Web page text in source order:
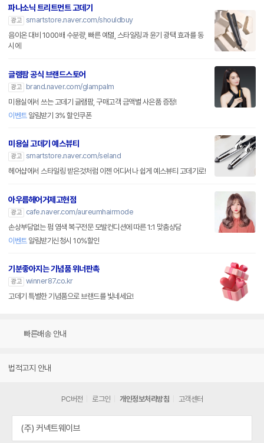
파나소닉 트리트먼트 고데기
광고 smartstore.naver.com/shouldbuy
음이온 대비 1000배 수분량, 빠른 예열, 스타일링과 윤기 광택 효과를 동
시에
글램팜 공식 브랜드스토어
광고
brand.naver.com/glampalm
미용실에서 쓰는 고데기 글램팜, 구매고객 금액별 사은품 증정!
이벤트알림받기 3% 할인쿠폰
미용실 고데기 예스뷰티
광고 smartstore.naver.com/seland
헤어샵에서 스타일링 받은것처럼 이젠 어디서나 쉽게 예스뷰티 고데기로!
아우름헤어거제고현점
광고
cafe.naver.com/aureumhairmode
손상부담없는 펌 염색 복구전문 모발컨디션에 따른 1:1 맞춤상담
이벤트알림받기신청시 10%할인
기분좋아지는 기념품 위너판촉
광고 winner87.co.kr
고데기 특별한 기념품으로 브랜드를 빛네세요!
빠른배송 안내
법적고지 안내
PC버전 로그인 개인정보처리방침 고객센터
(주) 커넥트웨이브